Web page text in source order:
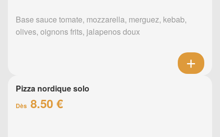
Base sauce tomate, mozzarella, merguez, kebab,
olives, oignons frits, jalapenos doux
Pizza nordique solo
Dès 8.50 €